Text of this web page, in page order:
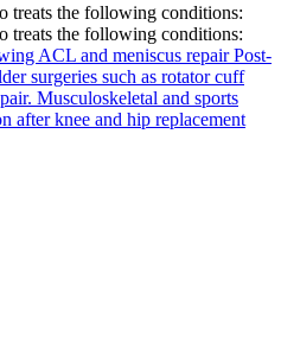
treats the following conditions:
treats the following conditions:
ACL and meniscus repairPost-
surgeries such as rotator cuff
Musculoskeletal and sports
after knee and hip replacement